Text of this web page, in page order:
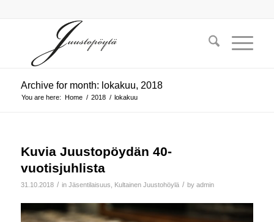
Archive for month: lokakuu, 2018
You are here: Home / 2018 / lokakuu
Kuvia Juustopöydän 40-
vuotisjuhlista
31.10.2018 / in Jäsentilaisuus Kultainen Juustohöylä / by admin